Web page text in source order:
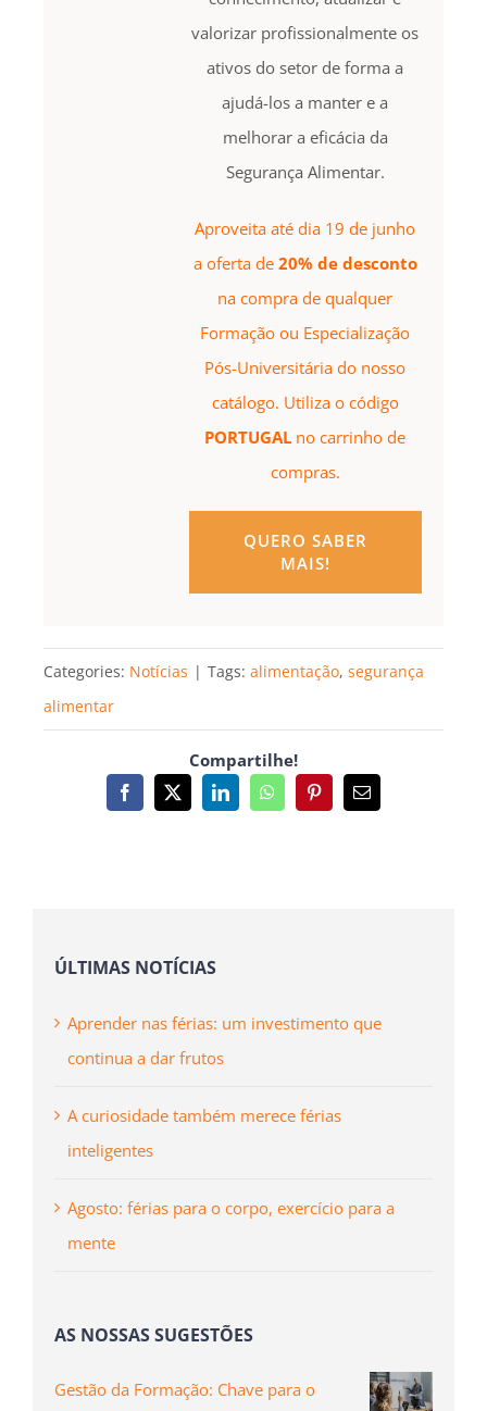
valorizar profissionalmente os
ativos do setor de forma a
ajudá-los a manter e a
melhorar a eficácia da
Segurança Alimentar.
Aproveita até dia 19 de junho
a oferta de 20% de desconto
na compra de qualquer
Formação ou Especialização
Pós-Universitária do nosso
catálogo. Utiliza o código
PORTUGAL no carrinho de
compras.
QUERO SABER
MAIS!
Categories: Notícias | Tags: alimentação, segurança
alimentar
Compartilhe!
Facebook
X LinkedInWhatsAppPinterestEmail
(necessário
ÚLTIMAS NOTÍCIAS
Aprender nas férias: um investimento que
continua a dar frutos
A curiosidade também merece férias
inteligentes
Agosto: férias para o corpo, exercício para a
mente
AS NOSSAS SUGESTÕES
Gestão da Formação: Chave para o